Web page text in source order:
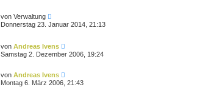
g
von Verwaltung
Donnerstag 23. Januar 2014, 21:13
von Andreas Ivens
Samstag 2. Dezember 2006, 19:24
von Andreas Ivens
Montag 6. März 2006, 21:43